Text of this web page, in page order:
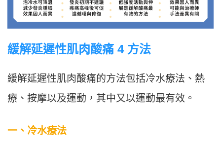
緩解延遲性肌肉酸痛 4 方法
緩解延遲性肌肉酸痛的方法包括冷水療法、熱
療、按摩以及運動，其中又以運動最有效。
一、冷水療法